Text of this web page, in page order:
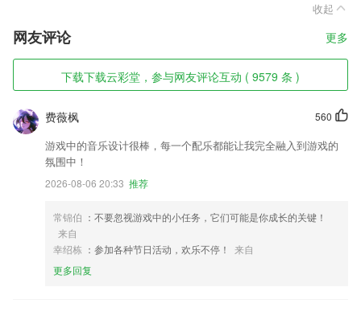
收起
网友评论 更多
下载下载云彩堂，参与网友评论互动 ( 9579 条 )
560
费薇枫
游戏中的音乐设计很棒，每一个配乐都能让我完全融入到游戏的
氛围中！
2026-08-06 20:33 推荐
常锦伯 ：不要忽视游戏中的小任务，它们可能是你成长的关键！
来自
幸绍栋 ：参加各种节日活动，欢乐不停！
来自
更多回复